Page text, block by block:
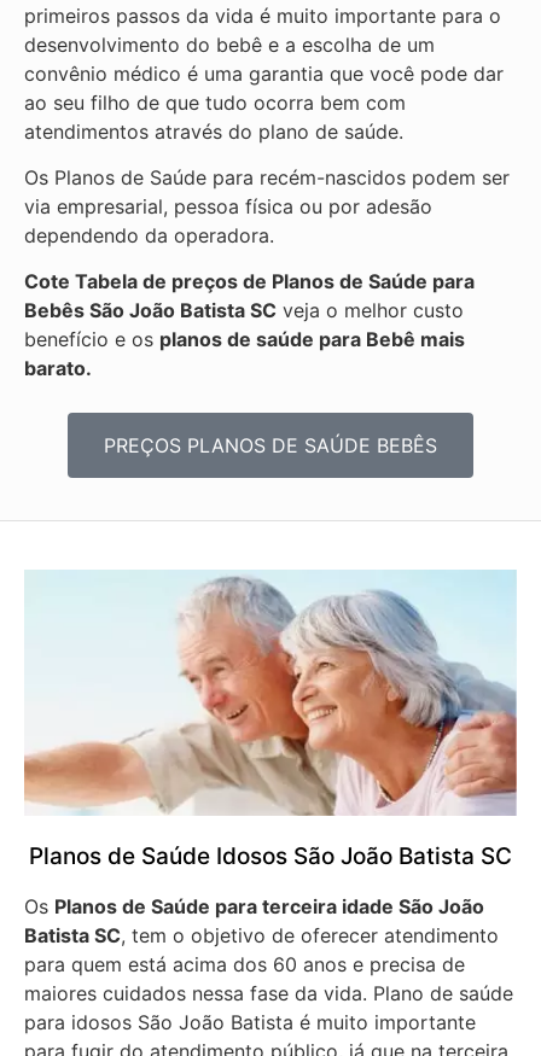
primeiros passos da vida é muito importante para o
desenvolvimento do bebê e a escolha de um
convênio médico é uma garantia que você pode dar
ao seu filho de que tudo ocorra bem com
atendimentos através do plano de saúde.
Os Planos de Saúde para recém-nascidos podem ser
via empresarial, pessoa física ou por adesão
dependendo da operadora.
Cote Tabela de preços de Planos de Saúde para
Bebês São João Batista SC veja o melhor custo
benefício e os planos de saúde para Bebê mais
barato.
PREÇOS PLANOS DE SAÚDE BEBÊS
Planos de Saúde Idosos São João Batista SC
Os Planos de Saúde para terceira idade São João
Batista SC, tem o objetivo de oferecer atendimento
para quem está acima dos 60 anos e precisa de
maiores cuidados nessa fase da vida. Plano de saúde
para idosos São João Batista é muito importante